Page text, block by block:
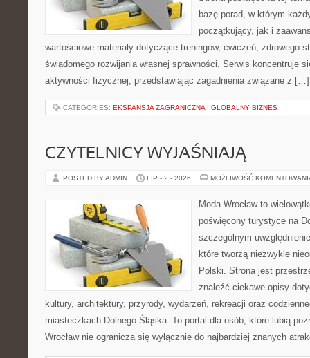
bazę porad, w którym
początkujący, jak i
wartościowe materiały dotyczące treningów, ćwiczeń, zdrowego
świadomego rozwijania własnej sprawności. Serwis koncentruje
aktywności fizycznej, przedstawiając zagadnienia związane z […]
CATEGORIES: EKSPANSJA ZAGRANICZNA I GLOBALNY BIZNES
CZYTELNICY WYJAŚNIAJĄ
POSTED BY ADMIN LIP - 2 - 2026 MOŻLIWOŚĆ
Moda Wrocław to
poświęcony turystyce na
szczególnym
które tworzą niezwykle
Polski. Strona jest
znaleźć ciekawe opisy
kultury, architektury, przyrody, wydarzeń, rekreacji oraz
miasteczkach Dolnego Śląska. To portal dla osób, które lubią
Wrocław nie ogranicza się wyłącznie do najbardziej znanych